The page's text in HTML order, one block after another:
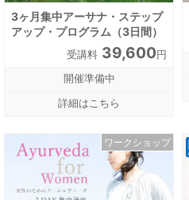
3ヶ月集中アーサナ・ステップ
アップ・プログラム（3日間）
受講料 39,600円
開催準備中
詳細はこちら
ワークショップ